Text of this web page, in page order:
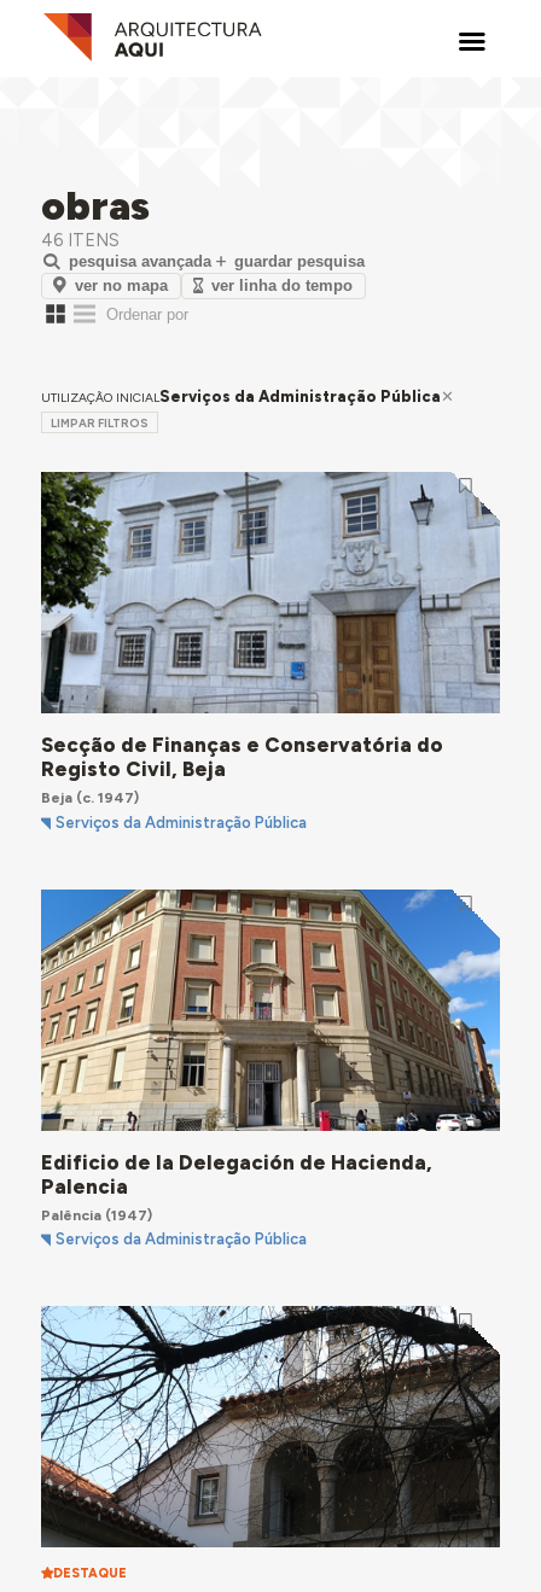
obras
46 ITENS
pesquisa avançada
guardar pesquisa
ver no mapa
ver linha do tempo
UTILIZAÇÃO INICIALServiços da Administração Pública
LIMPAR FILTROS
Secção de Finanças e Conservatória do
Registo Civil, Beja
Beja(c. 1947)
Serviços da Administração Pública
Edificio de la Delegación de Hacienda,
Palencia
Palência (1947)
Serviços da Administração Pública
DESTAQUE